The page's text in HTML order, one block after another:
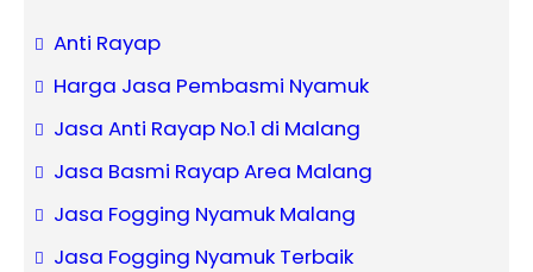
Anti Rayap
Harga Jasa Pembasmi Nyamuk
Jasa Anti Rayap No.1 di Malang
Jasa Basmi Rayap Area Malang
Jasa Fogging Nyamuk Malang
Jasa Fogging Nyamuk Terbaik